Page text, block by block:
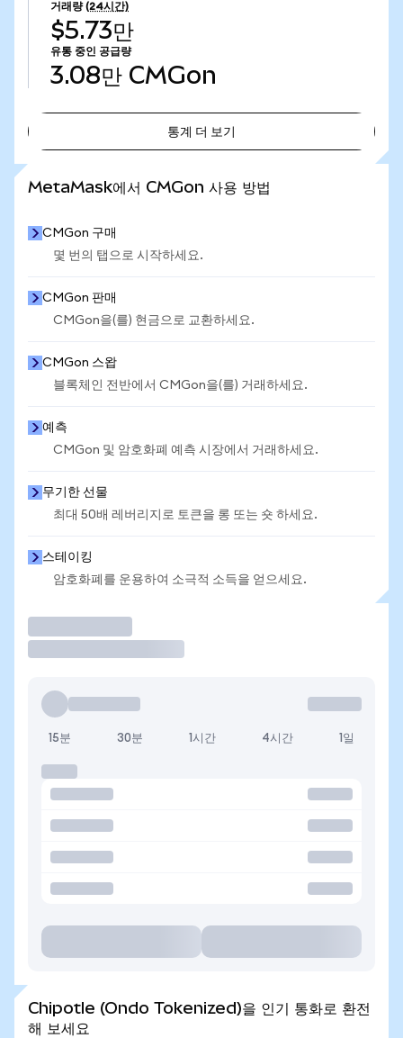
거래량 (24시간)
$5.73만
유통 중인 공급량
3.08만 CMGon
통계 더 보기
MetaMask에서 CMGon 사용 방법
CMGon 구매
몇 번의 탭으로 시작하세요.
CMGon 판매
CMGon을(를) 현금으로 교환하세요.
CMGon 스왑
블록체인 전반에서 CMGon을(를) 거래하세요.
예측
CMGon 및 암호화폐 예측 시장에서 거래하세요.
무기한 선물
최대 50배 레버리지로 토큰을 롱 또는 숏 하세요.
스테이킹
암호화폐를 운용하여 소극적 소득을 얻으세요.
15분 30분 1시간 4시간 1일
Chipotle (Ondo Tokenized)을 인기 통화로 환전
해 보세요